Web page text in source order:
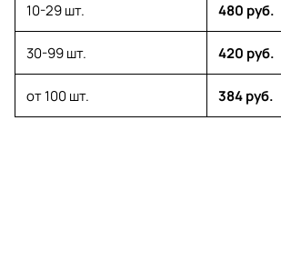
10-29 шт. 480 руб.
30-99 шт. 420 руб.
от 100 шт. 384 руб.